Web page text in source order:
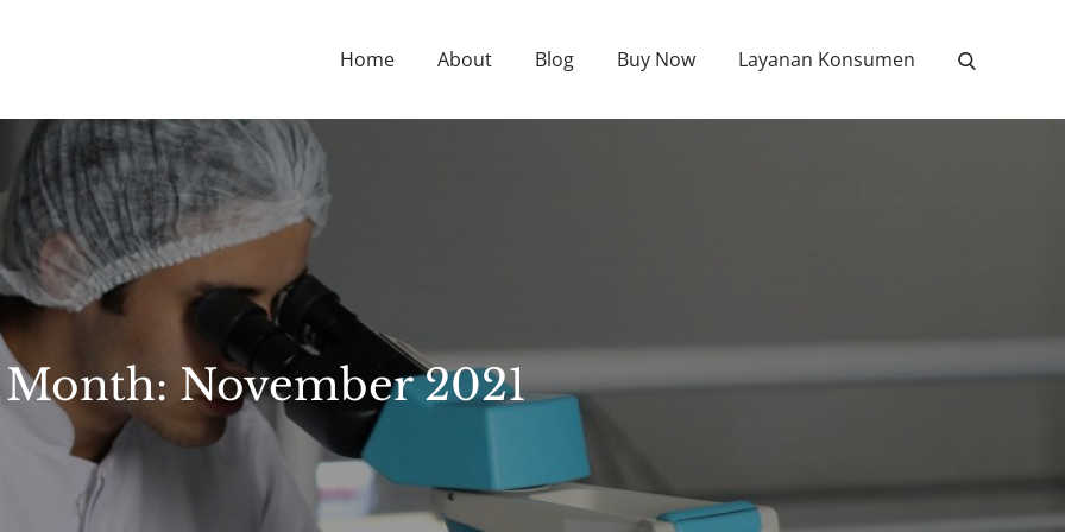
NUTRITION TIPS, HEALTH NEWS, AND MORE.
Home About Blog Buy Now Layanan Konsumen
Month: November 2021